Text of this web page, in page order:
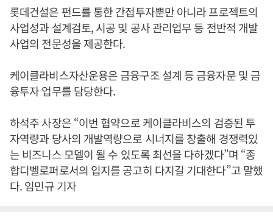
롯데건설은 펀드를 통한 간접투자뿐만 아니라 프로젝트의
사업성과 설계검토, 시공 및 공사 관리업무 등 전반적 개발
사업의 전문성을 제공한다.
케이클라비스자산운용은 금융구조 설계 등 금융자문 및 금
융투자 업무를 담당한다.
하석주 사장은 “이번 협약으로 케이클라비스의 검증된 투
자역량과 당사의 개발역량으로 시너지를 창출해 경쟁력있
는 비즈니스 모델이 될 수 있도록 최선을 다하겠다”며 “종
합디벨로퍼로서의 입지를 공고히 다지길 기대한다”고 말했
다. 임민규 기자